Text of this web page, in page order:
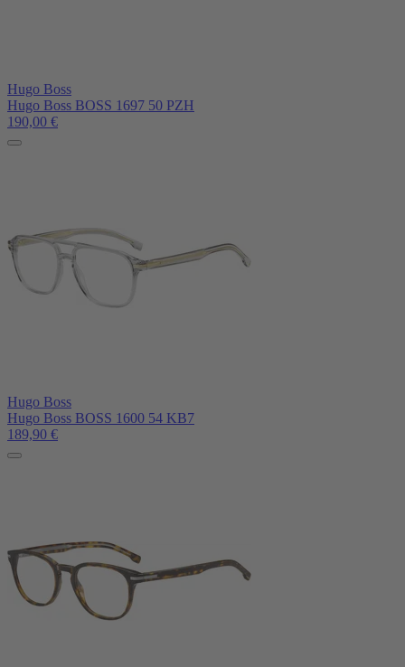
Hugo Boss
Hugo Boss BOSS 1697 50 PZH
190,00 €
Hugo Boss
Hugo Boss BOSS 1600 54 KB7
189,90 €